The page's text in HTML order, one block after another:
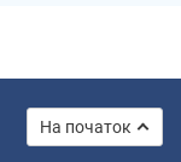
На початок